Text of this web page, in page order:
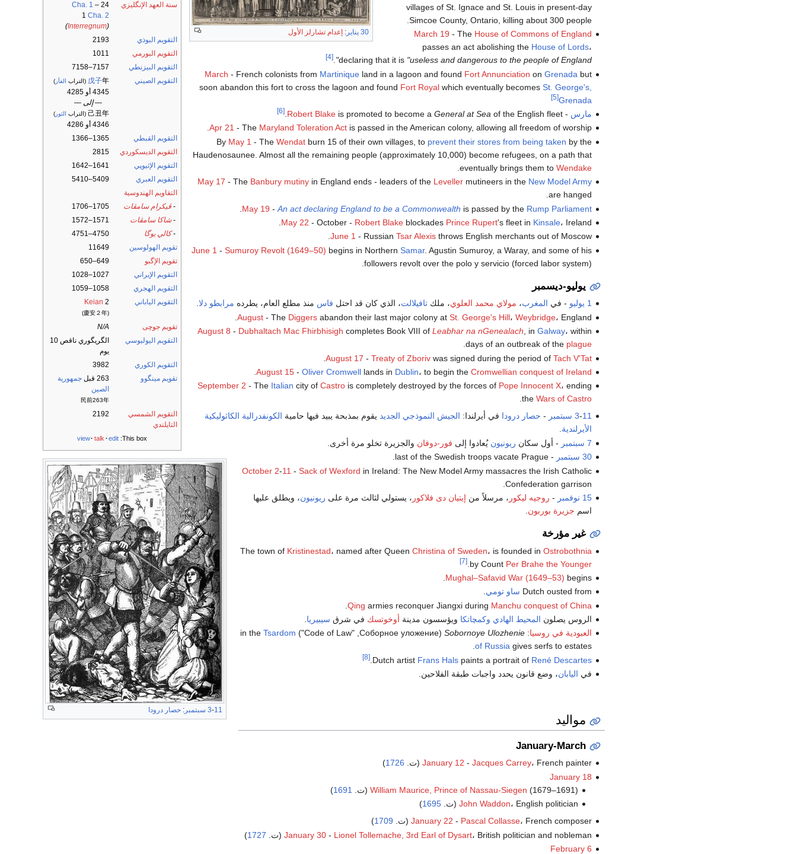
سنة العهد الإنگليزي
24
Cha. 1 –
1 Cha. 2
(
Interregnum
)
التقويم البوذي
2193
التقويم البورمي
1011
التقويم البيزنطي
7157–7158
التقويم الصيني
戊子年 (التراب الفأر )
4345 أو 4285
— إلى —
己丑年 (التراب الثور )
4346 أو 4286
التقويم القبطي
1365–1366
التقويم الديسكوردي
2815
التقويم الإثيوپي
1641–1642
التقويم العبري
5409–5410
التقاويم الهندوسية
- ڤيكرام سامڤات
1705–1706
-شاكا سامڤات
1571–1572
-كالي يوگا
4750–4751
تقويم الهولوسين
11649
تقويم الإگبو
649–650
التقويم الإيراني
1027–1028
التقويم الهجري
1058–1059
التقويم الياباني
Keian 2
(慶安２年)
تقويم جوچى
N/A
التقويم اليوليوسي
الگريگوري ناقص 10
يوم
التقويم الكوري
3982
تقويم مينگوو
263 قبل
جمهورية
الصين
民前263年
التقويم الشمسي
التايلندي
2192
This box:
view talk edit
30 يناير : إعدام تشارلز الأول
villages of St. Ignace and St. Louis in present-day
Simcoe County, Ontario, killing about 300 people.
March 19 - The House of Commons of England
passes an act abolishing the House of Lords،
declaring that it is "useless and dangerous to the people of England"
.
[4]
March - French colonists from Martiniqueland in a lagoon and found Fort Annunciation on Grenada but
soon abandon this fort to cross the lagoon and found Fort Royalwhich eventually becomes St. George's,
Grenada
[5]
مارس -
Robert Blakeis promoted to become a General at Sea of the English fleet.
[6]
Apr 21 - The Maryland Toleration Actis passed in the American colony, allowing all freedom of worship.
By May 1 - The Wendatburn 15 of their own villages, to prevent their stores from being taken by the
Haudenosaunee. Almost all the remaining people (approximately 10,000) become refugees, on a path that
eventually brings them to Wendake
May 17 - The Banbury mutinyin England ends - leaders of the Levellermutineers in the New Model Army
are hanged.
May 19 - An act declaring England to be a Commonwealth is passed by the Rump Parliament
May 22 - October - Robert Blakeblockades Prince Rupert's fleet in Kinsale، Ireland.
June 1 - Russian Tsar Alexisthrows English merchants out of Moscow.
June 1 - Sumuroy Revolt (1649–50) begins in Northern Samar. Agustin Sumuroy, a Waray, and some of his
followers revolt over the polo y servicio (forced labor system).
يوليو-ديسمبر
1 يوليو - في المغرب، مولاي محمد العلوي، ملكتافيلالت، الذي كان قد احتل فاس منذ مطلع العام، يطرده مرابطو دلا.
August- The Diggersabandon their last major colony at St. George's Hill، Weybridge، England.
August 8 - Dubhaltach Mac Fhirbhisigh completes Book VIII of Leabhar na nGenealach , in Galway، within
days of an outbreak of the plague
August 17 - Treaty of Zborivwas signed during the period of Tach V'Tat
August 15- Oliver Cromwelllands in Dublin، to begin the Cromwellian conquest of Ireland
September 2 - The Italian city of Castrois completely destroyed by the forces of Pope Innocent X، ending
the Wars of Castro
.
3-11 سبتمبر : حصار درودا
3-11 سبتمبر - حصار درودا في أيرلندا: الجيش النموذجي الجديد يقوم بمذبحة يبيد فيها حامية الكونفدرالية الكاثوليكية
الأيرلندية.
7 سبتمبر
- أول سكان ريونيون يُعادوا إلى فور-دوفان والجزيرة تخلو مرة أخرى.
30 سبتمبر
- last of the Swedish troops vacate Prague.
October 2-11 - Sack of Wexford in Ireland: The New Model Army massacres the Irish Catholic
Confederation garrison.
15 نوفمبر
- روجيه ليكور ، مرسلاً من إيتيان دى فلاكور ، يستولي لثالث مرة على ريونيون، ويطلق عليها
اسم جزيرة بوربون
غير مؤرخة
The town of Kristinestad، named after Queen Christina of Sweden، is founded in Ostrobothnia
by Count Per Brahe the Younger
.
[7]
Mughal–Safavid War (1649–53) begins.
Dutch ousted from ساو تومي.
Qing armies reconquer Jiangxi during Manchu conquest of China
الروس يصلون المحيط الهادي وكمچاتكا ويؤسسون مدينة أوخوتسك في شرق سيبيريا
العبودية في روسيا:
Sobornoye Ulozhenie
(
Соборное уложение
, "Code of Law") in the
Tsardom
of Russiagives serfs to estates.
Dutch artist Frans Halspaints a portrait of René Descartes
.
[8]
في اليابان، وضع قانون يحدد واجبات طبقة الفلاحين.
مواليد
January-March
January 12 - Jacques Carrey، French painter (ت. 1726
)
January 18
William Maurice, Prince of Nassau-Siegen (1679–1691) (ت. 1691
)
John Waddon، English politician (ت. 1695
)
January 22 - Pascal Collasse، French composer (ت. 1709
)
January 30- Lionel Tollemache, 3rd Earl of Dysart، British politician and nobleman (ت. 1727
)
February 6